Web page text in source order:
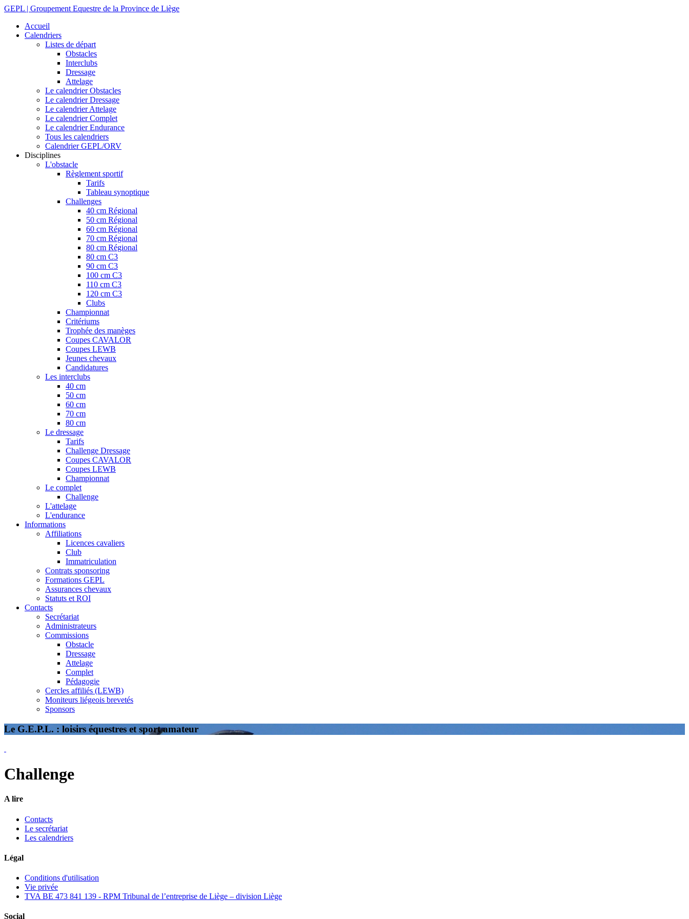
GEPL | Groupement Equestre de la Province de Liège
Accueil
Calendriers
Listes de départ
Obstacles
Interclubs
Dressage
Attelage
Le calendrier Obstacles
Le calendrier Dressage
Le calendrier Attelage
Le calendrier Complet
Le calendrier Endurance
Tous les calendriers
Calendrier GEPL/ORV
Disciplines
L'obstacle
Règlement sportif
Tarifs
Tableau synoptique
Challenges
40 cm Régional
50 cm Régional
60 cm Régional
70 cm Régional
80 cm Régional
80 cm C3
90 cm C3
100 cm C3
110 cm C3
120 cm C3
Clubs
Championnat
Critériums
Trophée des manèges
Coupes CAVALOR
Coupes LEWB
Jeunes chevaux
Candidatures
Les interclubs
40 cm
50 cm
60 cm
70 cm
80 cm
Le dressage
Tarifs
Challenge Dressage
Coupes CAVALOR
Coupes LEWB
Championnat
Le complet
Challenge
L'attelage
L'endurance
Informations
Affiliations
Licences cavaliers
Club
Immatriculation
Contrats sponsoring
Formations GEPL
Assurances chevaux
Statuts et ROI
Contacts
Secrétariat
Administrateurs
Commissions
Obstacle
Dressage
Attelage
Complet
Pédagogie
Cercles affiliés (LEWB)
Moniteurs liégeois brevetés
Sponsors
Le G.E.P.L. : loisirs équestres et sport amateur
Challenge
A lire
Contacts
Le secrétariat
Les calendriers
Légal
Conditions d'utilisation
Vie privée
TVA BE 473 841 139 - RPM Tribunal de l’entreprise de Liège – division Liège
Social